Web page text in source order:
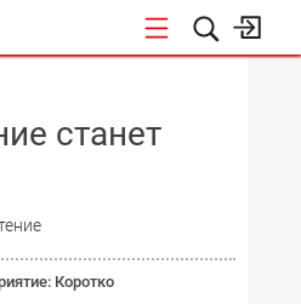
станет
Коротко